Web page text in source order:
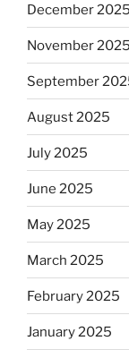
December 2025
November 2025
September
August 2025
July 2025
June 2025
May 2025
March 2025
February 2025
January 2025